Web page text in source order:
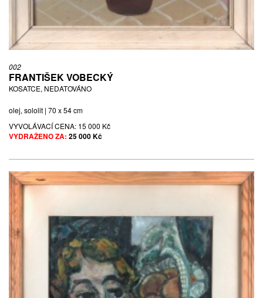
002
FRANTIŠEK VOBECKÝ
KOSATCE, NEDATOVÁNO
olej, sololit | 70 x 54 cm
VYVOLÁVACÍ CENA: 15 000 Kč
VYDRAŽENO ZA: 25 000 Kč